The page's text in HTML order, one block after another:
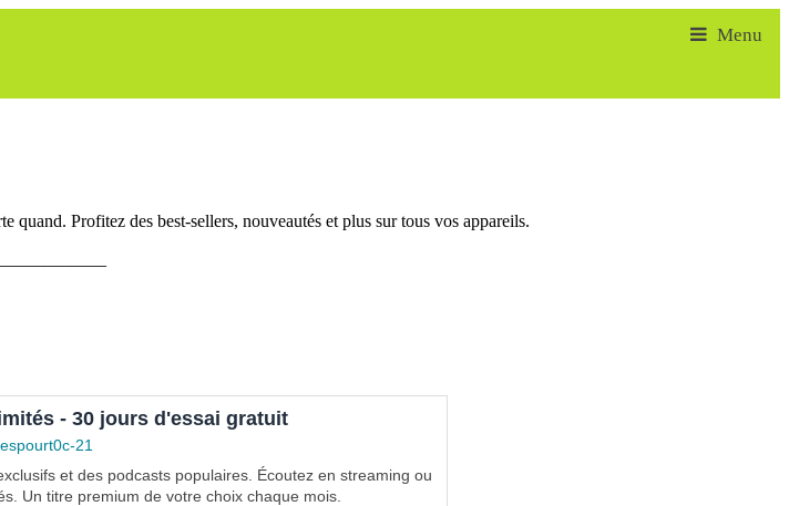
Profitez des best-sellers, nouveautés et plus sur tous vos appareils.
- 30 jours d'essai gratuit
21
et des podcasts populaires. Écoutez en streaming ou
Un titre premium de votre choix chaque mois.